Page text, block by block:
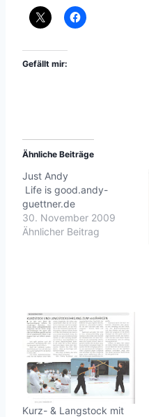
Gefällt mir:
Ähnliche Beiträge
Just Andy
Life is good.andy-
guettner.de
30. November 2009
Ähnlicher Beitrag
Kurz- & Langstock mit